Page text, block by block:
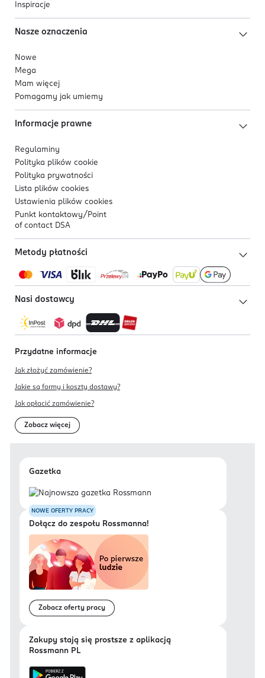
Inspiracje
Nasze oznaczenia
Nowe
Mega
Mam więcej
Pomagamy jak umiemy
Informacje prawne
Regulaminy
Polityka plików cookie
Polityka prywatności
Lista plików cookies
Ustawienia plików cookies
Punkt kontaktowy/ Point
of contact DSA
Metody płatności
Nasi dostawcy
Przydatne informacje
Jak złożyć zamówienie?
Jakie są formy i koszty dostawy?
Jak opłacić zamówienie?
Zobacz więcej
Gazetka
NOWE OFERTY PRACY
Dołącz do zespołu Rossmanna!
Zobacz oferty pracy
Zakupy stają się prostsze z aplikacją
Rossmann PL